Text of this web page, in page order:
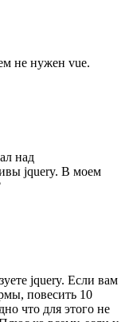
не нужен vue.
над
jquery. В моем
jquery. Если вам
повесить 10
что для этого не